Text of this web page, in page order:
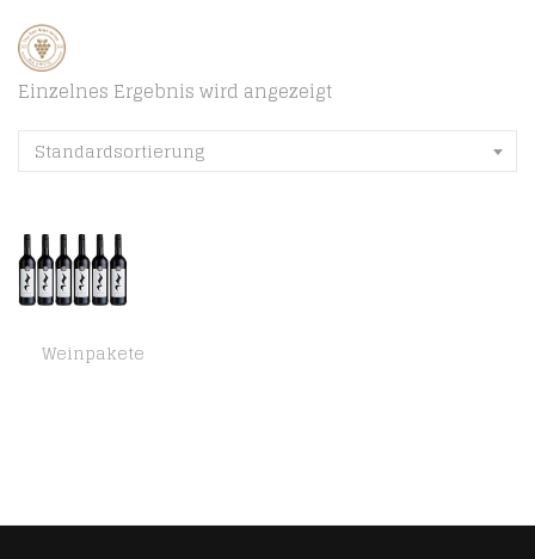
Einzelnes Ergebnis wird angezeigt
Standardsortierung
Weinpakete